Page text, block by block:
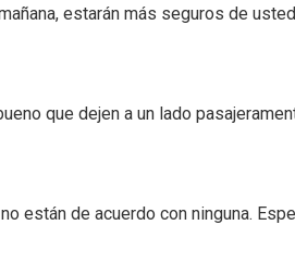
estarán más seguros de
que dejen a un lado
están de acuerdo con ninguna.